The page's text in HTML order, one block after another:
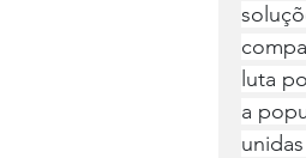
luta
a